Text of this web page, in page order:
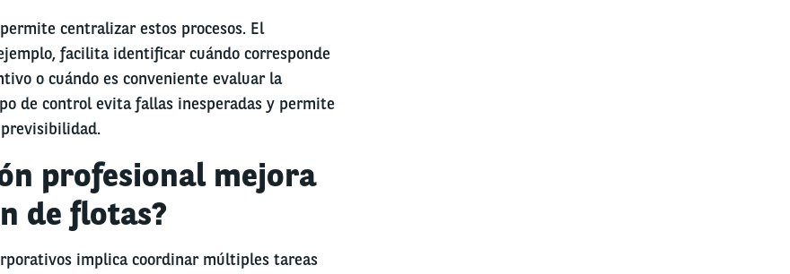
centralizar estos procesos. El
facilita identificar cuándo corresponde
o cuándo es conveniente evaluar la
de control evita fallas inesperadas y permite
profesional mejora
de flotas?
implica coordinar múltiples tareas